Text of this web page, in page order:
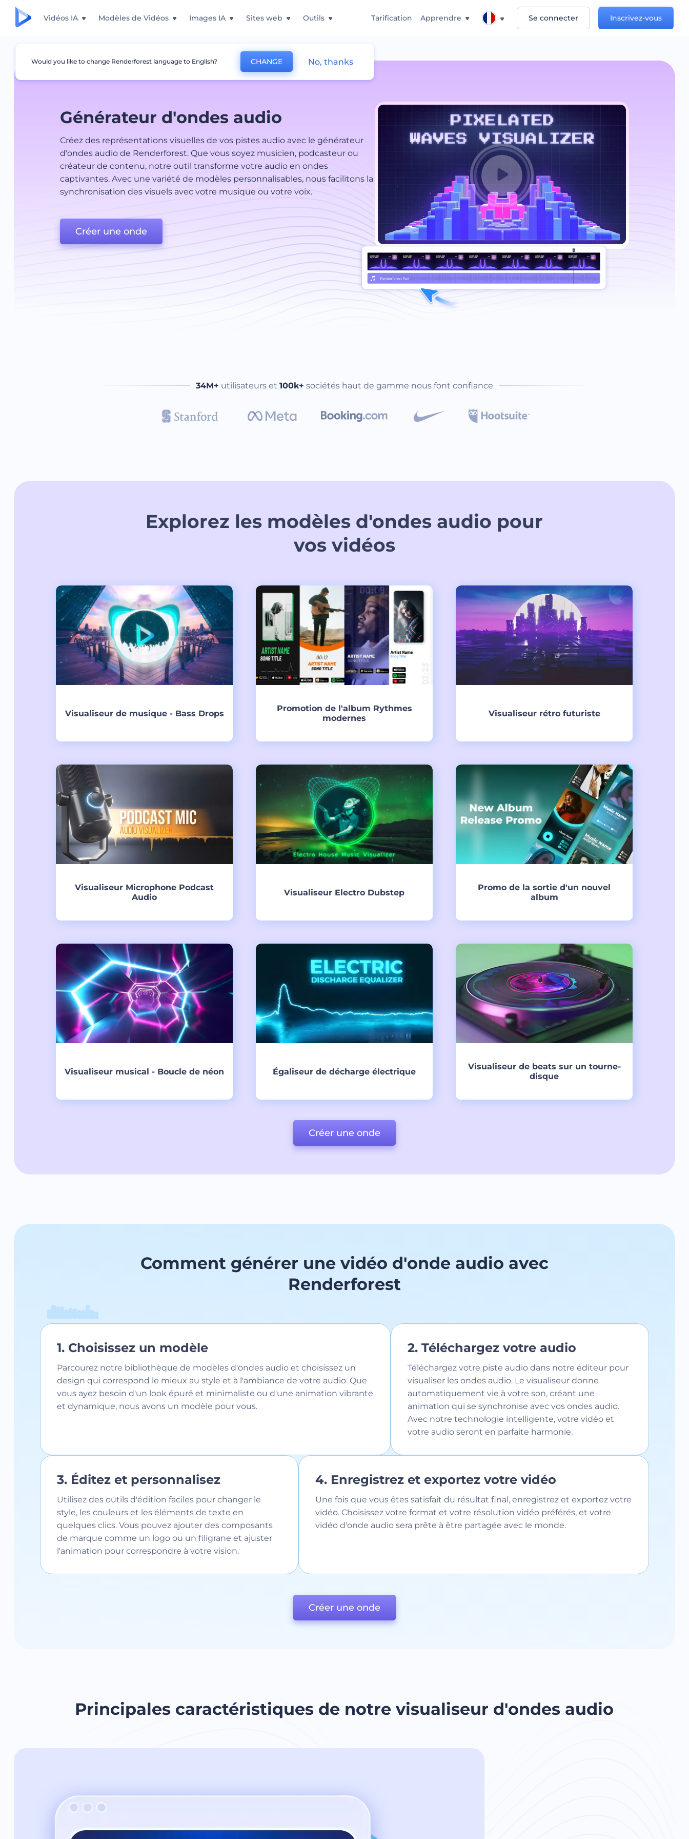
Vidéos IA Modèles de Vidéos Images IA Sites web Outils Tarification Apprendre Se connecter Inscrivez-vous
Générateur d'ondes audio
Créez des représentations visuelles de vos pistes audio avec le générateur
d'ondes audio de Renderforest. Que vous soyez musicien, podcasteur ou
créateur de contenu, notre outil transforme votre audio en ondes
captivantes. Avec une variété de modèles personnalisables, nous facilitons la
synchronisation des visuels avec votre musique ou votre voix.
Créer une onde
34M+ utilisateurs et 100k+ sociétés haut de gamme nous font confiance
Explorez les modèles d'ondes audio pour
vos vidéos
Visualiseur de musique - Bass Drops
Promotion de l'album Rythmes
modernes
Visualiseur rétro futuriste
Visualiseur Microphone Podcast
Audio
Visualiseur Electro Dubstep
Promo de la sortie d'un nouvel
album
Visualiseur musical - Boucle de néon Égaliseur de décharge électrique
Visualiseur de beats sur un tourne-
disque
Créer une onde
Comment générer une vidéo d'onde audio avec
Renderforest
1. Choisissez un modèle
Parcourez notre bibliothèque de modèles d'ondes audio et choisissez un
design qui correspond le mieux au style et à l'ambiance de votre audio. Que
vous ayez besoin d'un look épuré et minimaliste ou d'une animation vibrante
et dynamique, nous avons un modèle pour vous.
2. Téléchargez votre audio
Téléchargez votre piste audio dans notre éditeur pour
visualiser les ondes audio. Le visualiseur donne
automatiquement vie à votre son, créant une
animation qui se synchronise avec vos ondes audio.
Avec notre technologie intelligente, votre vidéo et
votre audio seront en parfaite harmonie.
3. Éditez et personnalisez
Utilisez des outils d'édition faciles pour changer le
style, les couleurs et les éléments de texte en
quelques clics. Vous pouvez ajouter des composants
de marque comme un logo ou un filigrane et ajuster
l'animation pour correspondre à votre vision.
4. Enregistrez et exportez votre vidéo
Une fois que vous êtes satisfait du résultat final, enregistrez et exportez votre
vidéo. Choisissez votre format et votre résolution vidéo préférés, et votre
vidéo d'onde audio sera prête à être partagée avec le monde.
Créer une onde
Principales caractéristiques de notre visualiseur d'ondes audio
Would you like to change Renderforest language to English? CHANGE No, thanks